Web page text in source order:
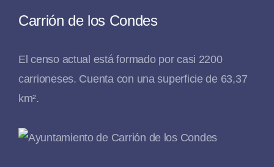
Carrión de los Condes
El censo actual está formado por casi 2200
carrioneses. Cuenta con una superficie de 63,37
km².